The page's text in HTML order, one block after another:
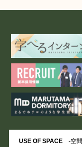
USE OF SPACE-空間